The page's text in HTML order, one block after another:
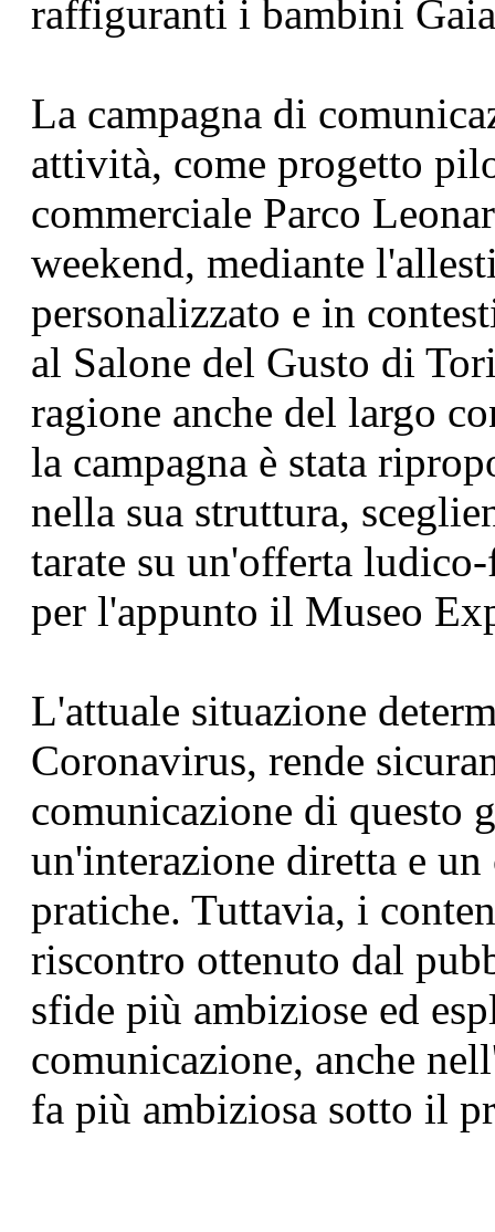
raffiguranti i bambini
La campagna di
attività, come progetto
commerciale Parco
weekend, mediante
personalizzato e in
al Salone del Gusto di
ragione anche del largo
la campagna è stata
nella sua struttura,
tarate su un'offerta
per l'appunto il Museo
L'attuale situazione
Coronavirus, rende
comunicazione di questo
un'interazione diretta e
pratiche. Tuttavia, i
riscontro ottenuto dal
sfide più ambiziose ed
comunicazione, anche
fa più ambiziosa sotto il